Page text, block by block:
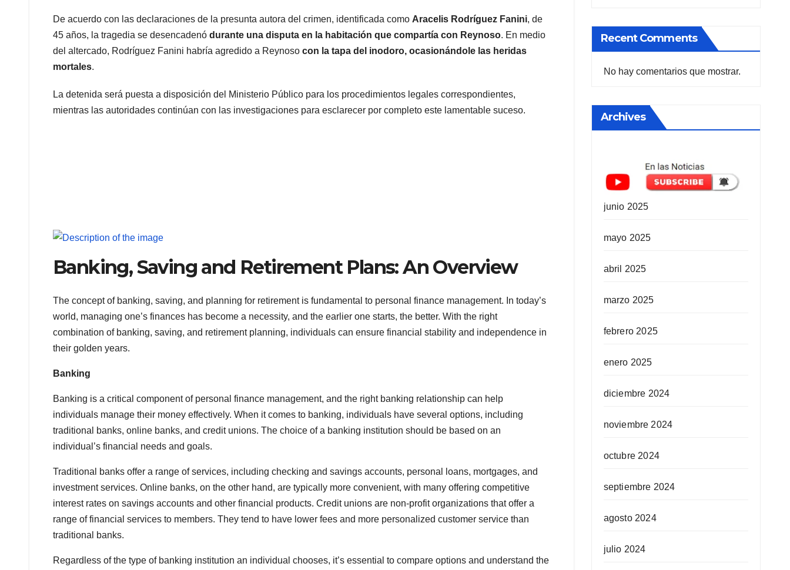
De acuerdo con las declaraciones de la presunta autora del crimen, identificada como Aracelis Rodríguez Fanini, de
45 años, la tragedia se desencadenó durante una disputa en la habitación que compartía con Reynoso. En medio
del altercado, Rodríguez Fanini habría agredido a Reynoso con la tapa del inodoro, ocasionándole las heridas
mortales.
La detenida será puesta a disposición del Ministerio Público para los procedimientos legales correspondientes,
mientras las autoridades continúan con las investigaciones para esclarecer por completo este lamentable suceso.
Banking, Saving and Retirement Plans: An Overview
The concept of banking, saving, and planning for retirement is fundamental to personal finance management. In today’s
world, managing one’s finances has become a necessity, and the earlier one starts, the better. With the right
combination of banking, saving, and retirement planning, individuals can ensure financial stability and independence in
their golden years.
Banking
Banking is a critical component of personal finance management, and the right banking relationship can help
individuals manage their money effectively. When it comes to banking, individuals have several options, including
traditional banks, online banks, and credit unions. The choice of a banking institution should be based on an
individual’s financial needs and goals.
Traditional banks offer a range of services, including checking and savings accounts, personal loans, mortgages, and
investment services. Online banks, on the other hand, are typically more convenient, with many offering competitive
interest rates on savings accounts and other financial products. Credit unions are non-profit organizations that offer a
range of financial services to members. They tend to have lower fees and more personalized customer service than
traditional banks.
Regardless of the type of banking institution an individual chooses, it’s essential to compare options and understand the
Recent Comments
No hay comentarios que mostrar.
Archives
junio 2025
mayo 2025
abril 2025
marzo 2025
febrero 2025
enero 2025
diciembre 2024
noviembre 2024
octubre 2024
septiembre 2024
agosto 2024
julio 2024